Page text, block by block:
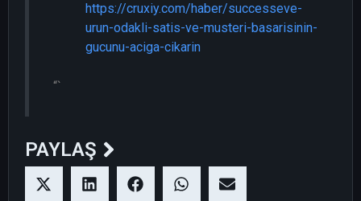
https://cruxiy.com/haber/successeve-
urun-odakli-satis-ve-musteri-basarisinin-
gucunu-aciga-cikarin
“`
PAYLAŞ